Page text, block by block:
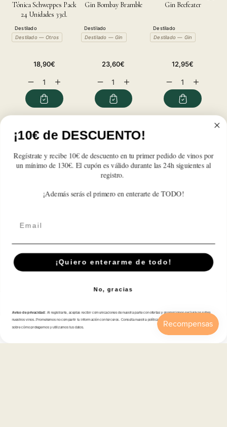
Tónica Schweppes Pack
24 Unidades 33cl.
Destilado
Destilado — Otros
Precio
18,90€
Reducir
cantidad
para
Gin
Original
Aumentar
cantidad
para
Gin
Original
Gin Bombay Bramble
Destilado
Destilado — Gin
Precio
23,60€
Reducir
cantidad
para
Gin
Original
Aumentar
cantidad
para
Gin
Original
Gin Beefeater
Destilado
Destilado — Gin
Precio
12,95€
Reducir
cantidad
para
Gin
Aumentar
cantidad
para
Gin
Original
Reseñas de Clientes
Sé el primero en escribir una reseña
Suscríbete A Nuestra Newsletter
Correo electrónico
Tienda
Cuenta Carrito
¡10€ de DESCUENTO!
Regístrate y recibe 10€ de descuento en tu primer pedido de vinos por
un mínimo de 130€. El cupón es válido durante las 24h siguientes al
registro.
¡Además serás el primero en enterarte de TODO!
¡Quiero enterarme de todo!
No, gracias
Aviso de privacidad: Al registrarte, aceptas recibir comunicaciones de nuestra parte con ofertas y promociones exclusivas sobre
nuestros vinos. Prometemos no compartir tu información con terceros. Consulta nuestra política de privacidad para más detalles
sobre cómo protegemos y utilizamos tus datos.